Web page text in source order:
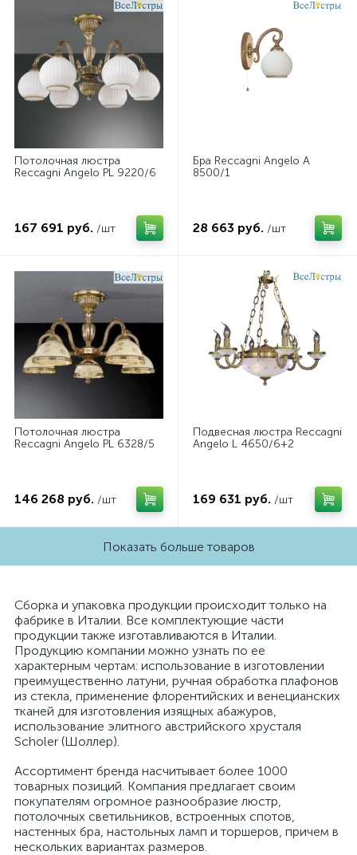
Потолочная люстра
Reccagni Angelo PL 9220/6
167 691 руб. /шт
Бра Reccagni Angelo A
8500/1
28 663 руб. /шт
Потолочная люстра
Reccagni Angelo PL 6328/5
146 268 руб. /шт
Подвесная люстра Reccagni
Angelo L 4650/6+2
169 631 руб. /шт
Показать больше товаров
Сборка и упаковка продукции происходит только на
фабрике в Италии. Все комплектующие части
продукции также изготавливаются в Италии.
Продукцию компании можно узнать по ее
характерным чертам: использование в изготовлении
преимущественно латуни, ручная обработка плафонов
из стекла, применение флорентийских и венецианских
тканей для изготовления изящных абажуров,
использование элитного австрийского хрусталя
Scholer (Шоллер).
Ассортимент бренда насчитывает более 1000
товарных позиций. Компания предлагает своим
покупателям огромное разнообразие люстр,
потолочных светильников, встроенных спотов,
настенных бра, настольных ламп и торшеров, причем в
нескольких вариантах размеров.